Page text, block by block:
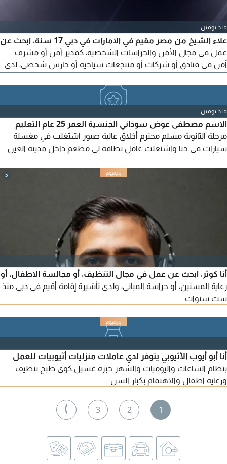
منذ يومين
علاء الشيخ من مصر مقيم في الامارات في دبي 17 سنة، ابحث عن
عمل في مجال الأمن والحراسات الشخصيه، كمدير أمن أو مشرف
آمن في فنادق أو شركات أو منتجعات سياحية أو حارس شخصي، لدي
منذ يومين
الاسم مصطفى عوض سوداني الجنسية العمر 25 عام التعليم
مرحلة الثانوية مسلم محترم أخلاق عالية صبور اشتغلت في مغسلة
سيارات في حتا واشتغلت عامل نظافة لي مطعم داخل مدينة العين
واشتغلت عامل مقولات في دبي والحين بدون عمل محتاج لي عمل
أو أي شغل حاليا في أبوظبي بدون سكن
5
أنا كوثر، ابحث عن عمل في مجال التنظيف، أو مجالسة الاطفال، أو
رعاية المسنين، أو حراسة المباني، ولدي تأشيرة إقامة أقيم في دبي منذ
ست سنوات
أنا أبو أيوب الأثيوبي يتوفر لدي عاملات منزليات أثيوبيات للعمل
بنظام الساعات واليوميات والشهر خبرة غسيل كوي طبخ تنظيف
ورعاية اطفال والاهتمام بكبار السن
1
2
3
⟩